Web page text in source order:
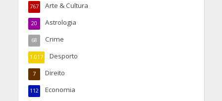
Arte & Cultura
767
Astrologia
20
Crime
68
Desporto
1.017
Direito
7
Economia
112